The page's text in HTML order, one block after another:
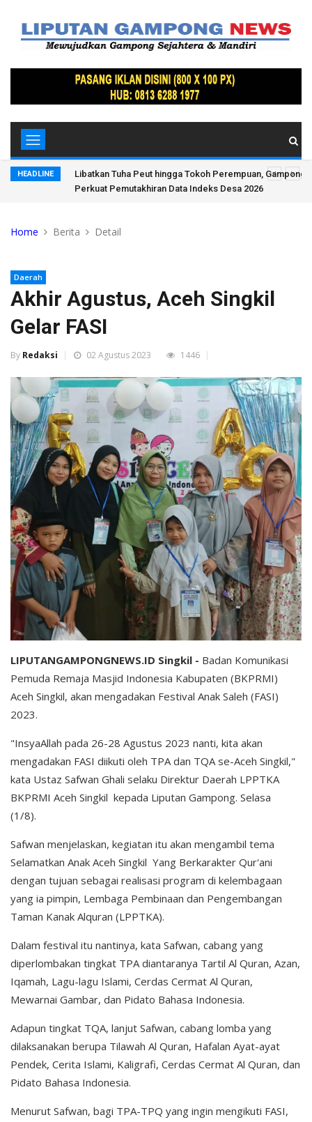
HEADLINE
Siswa SMKN I Aceh Singkil Laksanakan Praktek Kerja
Universitas Teuku Umar
Home Berita Detail
Daerah
Akhir Agustus, Aceh Singkil
Gelar FASI
By Redaksi 02 Agustus 2023 1446
LIPUTANGAMPONGNEWS.ID Singkil - Badan Komunikasi
Pemuda Remaja Masjid Indonesia Kabupaten (BKPRMI)
Aceh Singkil, akan mengadakan Festival Anak Saleh (FASI)
2023.
"InsyaAllah pada 26-28 Agustus 2023 nanti, kita akan
mengadakan FASI diikuti oleh TPA dan TQA se-Aceh Singkil,"
kata Ustaz Safwan Ghali selaku Direktur Daerah LPPTKA
BKPRMI Aceh Singkil kepada Liputan Gampong. Selasa
(1/8).
Safwan menjelaskan, kegiatan itu akan mengambil tema
Selamatkan Anak Aceh Singkil Yang Berkarakter Qur'ani
dengan tujuan sebagai realisasi program di kelembagaan
yang ia pimpin, Lembaga Pembinaan dan Pengembangan
Taman Kanak Alquran (LPPTKA).
Dalam festival itu nantinya, kata Safwan, cabang yang
diperlombakan tingkat TPA diantaranya Tartil Al Quran, Azan,
Iqamah, Lagu-lagu Islami, Cerdas Cermat Al Quran,
Mewarnai Gambar, dan Pidato Bahasa Indonesia.
Adapun tingkat TQA, lanjut Safwan, cabang lomba yang
dilaksanakan berupa Tilawah Al Quran, Hafalan Ayat-ayat
Pendek, Cerita Islami, Kaligrafi, Cerdas Cermat Al Quran, dan
Pidato Bahasa Indonesia.
Menurut Safwan, bagi TPA-TPQ yang ingin mengikuti FASI,